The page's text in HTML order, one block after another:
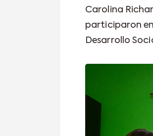
Carolina
participaron
Desarrollo